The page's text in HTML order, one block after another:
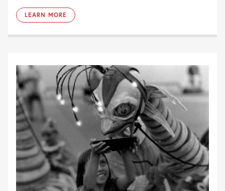
LEARN MORE